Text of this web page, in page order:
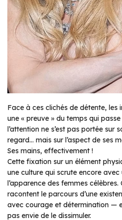
Face à ces clichés de détente, les
une « preuve » du temps qui passe
l’attention ne s’est pas portée sur
regard… mais sur l’aspect de ses
Ses mains, effectivement !
Cette fixation sur un élément
une culture qui scrute encore
l’apparence des femmes
racontent le parcours d’une
avec courage et détermination —
pas envie de le dissimuler.